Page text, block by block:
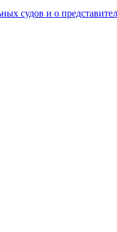
судов и о